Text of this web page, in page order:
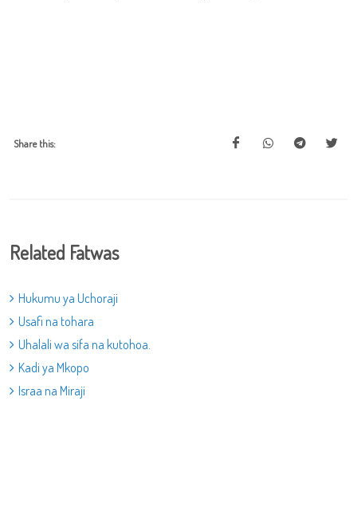
Share this:
Related Fatwas
Hukumu ya Uchoraji
Usafi na tohara
Uhalali wa sifa na kutohoa.
Kadi ya Mkopo
Israa na Miraji